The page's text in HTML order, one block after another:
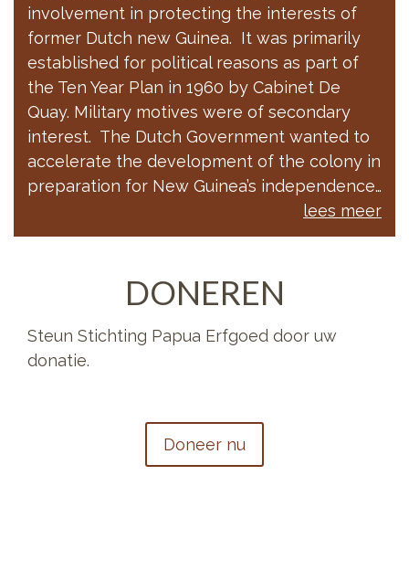
involvement in protecting the interests of
former Dutch new Guinea. It was primarily
established for political reasons as part of
the Ten Year Plan in 1960 by Cabinet De
Quay. Military motives were of secondary
interest. The Dutch Government wanted to
accelerate the development of the colony in
preparation for New Guinea’s independence…
lees meer
DONEREN
Steun Stichting Papua Erfgoed door uw
donatie.
Doneer nu